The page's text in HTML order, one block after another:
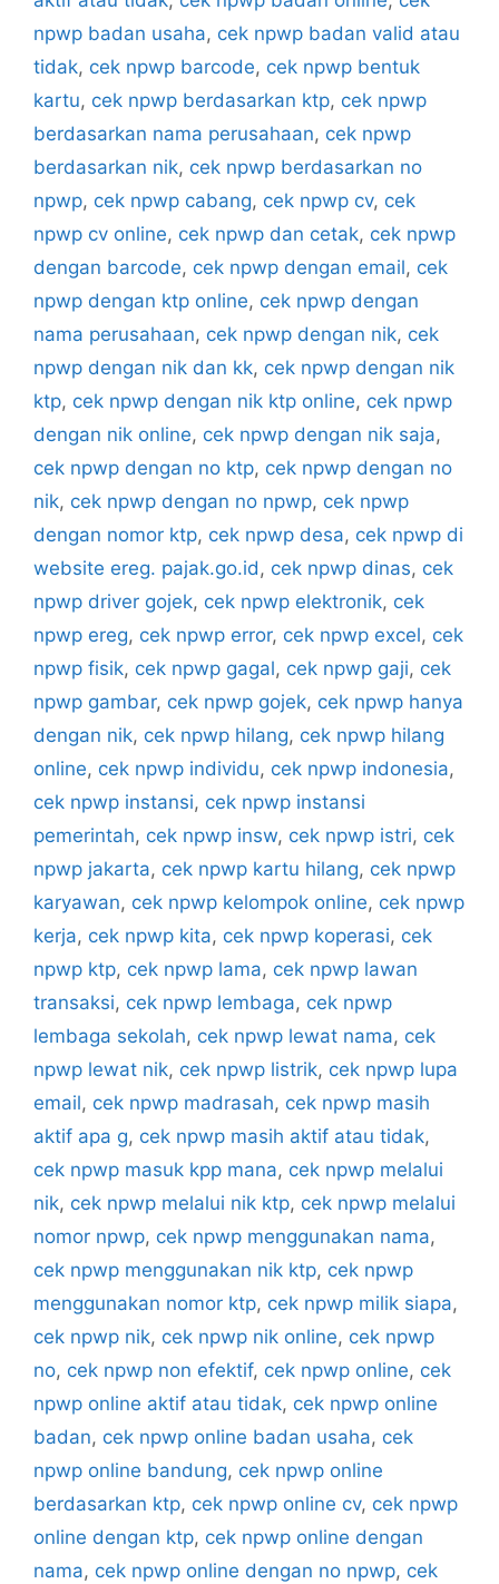
npwp badan usaha, cek npwp badan valid atau
tidak, cek npwp barcode, cek npwp bentuk
kartu, cek npwp berdasarkan ktp, cek npwp
berdasarkan nama perusahaan, cek npwp
berdasarkan nik, cek npwp berdasarkan no
npwp, cek npwp cabang, cek npwp cv, cek
npwp cv online, cek npwp dan cetak, cek npwp
dengan barcode, cek npwp dengan email, cek
npwp dengan ktp online, cek npwp dengan
nama perusahaan, cek npwp dengan nik, cek
npwp dengan nik dan kk, cek npwp dengan nik
ktp, cek npwp dengan nik ktp online, cek npwp
dengan nik online, cek npwp dengan nik saja,
cek npwp dengan no ktp, cek npwp dengan no
nik, cek npwp dengan no npwp, cek npwp
dengan nomor ktp, cek npwp desa, cek npwp di
website ereg. pajak.go.id, cek npwp dinas, cek
npwp driver gojek, cek npwp elektronik, cek
npwp ereg, cek npwp error, cek npwp excel, cek
npwp fisik, cek npwp gagal, cek npwp gaji, cek
npwp gambar, cek npwp gojek, cek npwp hanya
dengan nik, cek npwp hilang, cek npwp hilang
online, cek npwp individu, cek npwp indonesia,
cek npwp instansi, cek npwp instansi
pemerintah, cek npwp insw, cek npwp istri, cek
npwp jakarta, cek npwp kartu hilang, cek npwp
karyawan, cek npwp kelompok online, cek npwp
kerja, cek npwp kita, cek npwp koperasi, cek
npwp ktp, cek npwp lama, cek npwp lawan
transaksi, cek npwp lembaga, cek npwp
lembaga sekolah, cek npwp lewat nama, cek
npwp lewat nik, cek npwp listrik, cek npwp lupa
email, cek npwp madrasah, cek npwp masih
aktif apa g, cek npwp masih aktif atau tidak,
cek npwp masuk kpp mana, cek npwp melalui
nik, cek npwp melalui nik ktp, cek npwp melalui
nomor npwp, cek npwp menggunakan nama,
cek npwp menggunakan nik ktp, cek npwp
menggunakan nomor ktp, cek npwp milik siapa,
cek npwp nik, cek npwp nik online, cek npwp
no, cek npwp non efektif, cek npwp online, cek
npwp online aktif atau tidak, cek npwp online
badan, cek npwp online badan usaha, cek
npwp online bandung, cek npwp online
berdasarkan ktp, cek npwp online cv, cek npwp
online dengan ktp, cek npwp online dengan
nama, cek npwp online dengan no npwp, cek